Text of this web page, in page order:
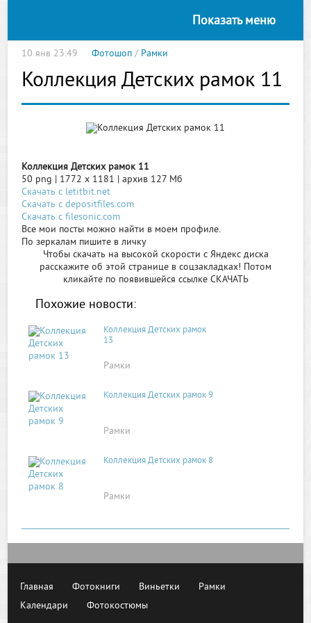
Показать меню
10 янв 23:49 Фотошоп / Рамки
Коллекция Детских рамок 11
Коллекция Детских рамок 11
50 png | 1772 x 1181 | архив 127 Мб
Скачать с letitbit.net
Скачать с depositfiles.com
Скачать с filesonic.com
Все мои посты можно найти в моем профиле.
По зеркалам пишите в личку
Чтобы скачать на высокой скорости с Яндекс диска
расскажите об этой странице в соцзакладках! Потом
кликайте по появившейся ссылке СКАЧАТЬ
Похожие новости:
Коллекция Детских рамок
13
Рамки
Коллекция Детских рамок 9
Рамки
Коллекция Детских рамок 8
Рамки
Главная Фотокниги Виньетки
Рамки
Календари
Фотокостюмы